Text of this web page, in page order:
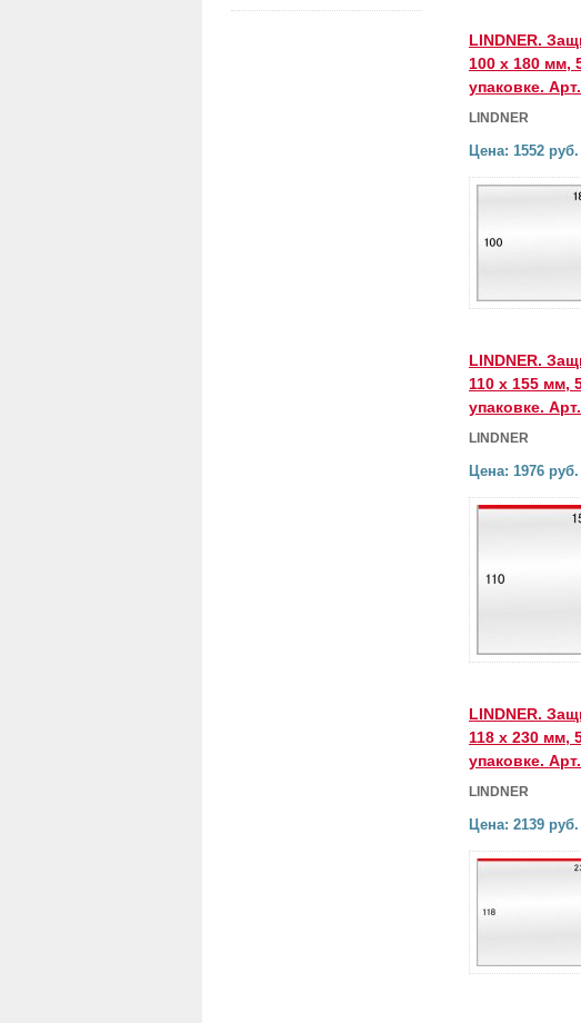
LINDNER.
100 х 180 мм,
упаковке.
LINDNER
Цена: 1552 руб.
LINDNER.
110 х 155 мм,
упаковке.
LINDNER
Цена: 1976 руб.
LINDNER.
118 х 230 мм,
упаковке.
LINDNER
Цена: 2139 руб.